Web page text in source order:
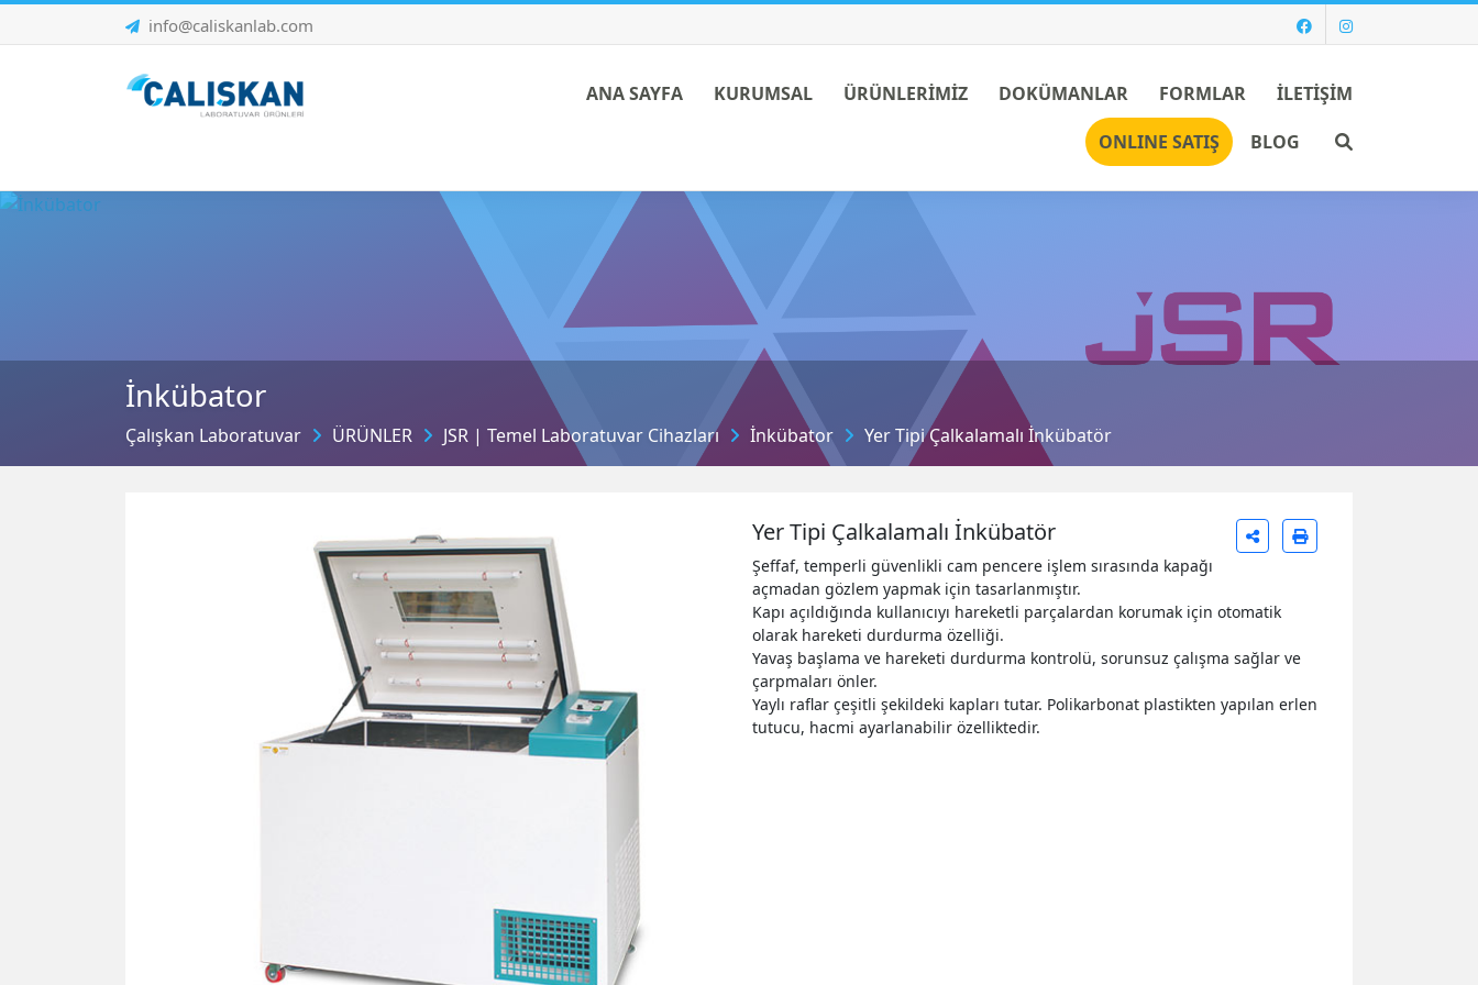
info@caliskanlab.com
ANA SAYFA KURUMSAL ÜRÜNLERİMİZ DOKÜMANLAR FORMLAR
İLETİŞİM
ONLINE SATIŞ
BLOG
İnkübator
Çalışkan Laboratuvar ÜRÜNLER JSR | Temel Laboratuvar Cihazları İnkübator Yer Tipi Çalkalamalı İnkübatör
Yer Tipi Çalkalamalı İnkübatör
Şeffaf, temperli güvenlikli cam pencere işlem sırasında kapağı
açmadan gözlem yapmak için tasarlanmıştır.
Kapı açıldığında kullanıcıyı hareketli parçalardan korumak için otomatik
olarak hareketi durdurma özelliği.
Yavaş başlama ve hareketi durdurma kontrolü, sorunsuz çalışma sağlar ve
çarpmaları önler.
Yaylı raflar çeşitli şekildeki kapları tutar. Polikarbonat plastikten yapılan erlen
tutucu, hacmi ayarlanabilir özelliktedir.